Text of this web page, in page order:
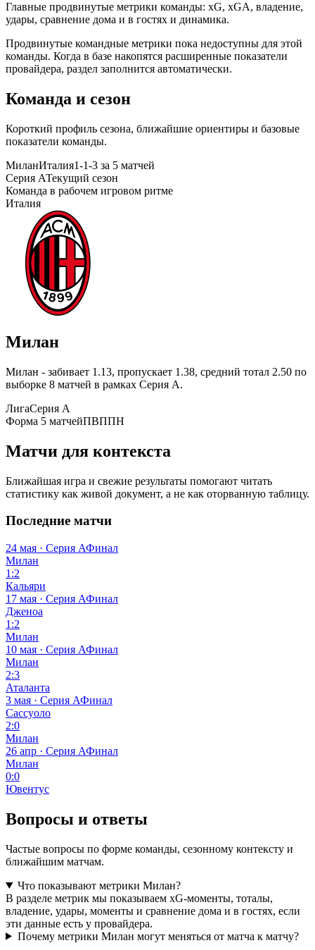
Главные продвинутые метрики команды: xG, xGA, владение,
удары, сравнение дома и в гостях и динамика.
Продвинутые командные метрики пока недоступны для этой
команды. Когда в базе накопятся расширенные показатели
провайдера, раздел заполнится автоматически.
Команда и сезон
Короткий профиль сезона, ближайшие ориентиры и базовые
показатели команды.
МиланИталия1-1-3 за 5 матчей
Серия АТекущий сезон
Команда в рабочем игровом ритме
Италия
Милан
Милан - забивает 1.13, пропускает 1.38, средний тотал 2.50 по
выборке 8 матчей в рамках Серия А.
ЛигаСерия А
Форма 5 матчейПВППН
Матчи для контекста
Ближайшая игра и свежие результаты помогают читать
статистику как живой документ, а не как оторванную таблицу.
Последние матчи
24 мая · Серия АФинал
Милан
1:2
Кальяри
17 мая · Серия АФинал
Дженоа
1:2
Милан
10 мая · Серия АФинал
Милан
2:3
Аталанта
3 мая · Серия АФинал
Сассуоло
2:0
Милан
26 апр · Серия АФинал
Милан
0:0
Ювентус
Вопросы и ответы
Частые вопросы по форме команды, сезонному контексту и
ближайшим матчам.
Что показывают метрики Милан?
В разделе метрик мы показываем xG-моменты, тоталы,
владение, удары, моменты и сравнение дома и в гостях, если
эти данные есть у провайдера.
Почему метрики Милан могут меняться от матча к матчу?